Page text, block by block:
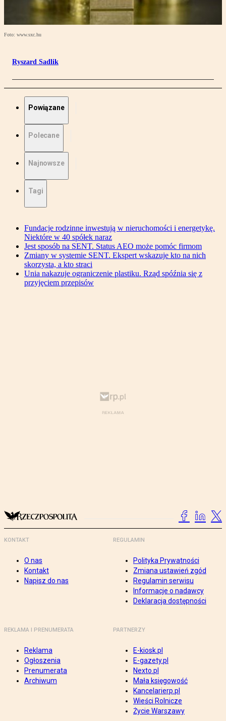
Foto: www.sxc.hu
Ryszard Sadlik
Powiązane
Polecane
Najnowsze
Tagi
Fundacje rodzinne inwestują w nieruchomości i energetykę.
Niektóre w 40 spółek naraz
Jest sposób na SENT. Status AEO może pomóc firmom
Zmiany w systemie SENT. Ekspert wskazuje kto na nich
skorzysta, a kto straci
Unia nakazuje ograniczenie plastiku. Rząd spóźnia się z
przyjęciem przepisów
KONTAKT
O nas
Kontakt
Napisz do nas
REGULAMIN
Polityka Prywatności
Zmiana ustawień zgód
Regulamin serwisu
Informacje o nadawcy
Deklaracja dostępności
REKLAMA I PRENUMERATA
Reklama
Ogłoszenia
Prenumerata
Archiwum
PARTNERZY
E-kiosk.pl
E-gazety.pl
Nexto.pl
Mała księgowość
Kancelarierp.pl
Wieści Rolnicze
Życie Warszawy